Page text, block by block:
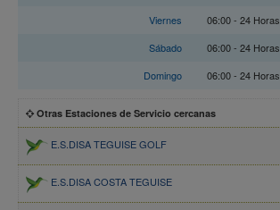
Viernes
06:00 - 24 Horas
Sábado
06:00 - 24 Horas
Domingo
06:00 - 24 Horas
Otras Estaciones de Servicio cercanas
E.S.DISA TEGUISE GOLF
E.S.DISA COSTA TEGUISE